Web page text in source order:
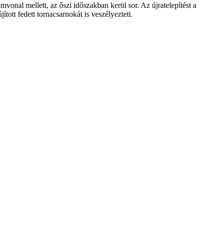
mellett, az őszi időszakban kerül sor. Az újratelepítést a
fedett tornacsarnokát is veszélyezteti.